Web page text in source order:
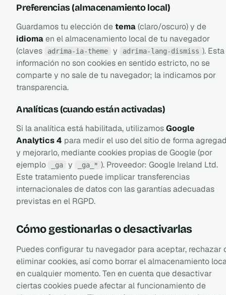
Preferencias (almacenamiento local)
Guardamos tu elección detema(claro/oscuro) y de
idiomaen el almacenamiento local de tu navegador
(claves
adrima-ia-theme y adrima-lang-dismiss ). Esta
información no son cookies en sentido estricto, no se
comparte y no sale de tu navegador; la indicamos por
transparencia.
Analíticas (cuando están activadas)
Si la analítica está habilitada, utilizamosGoogle
Analytics 4 para medir el uso del sitio de forma
y mejorarlo, mediante cookies propias de Google (por
ejemplo
_ga y _ga_* ). Proveedor: Google Ireland Ltd.
Este tratamiento puede implicar transferencias
internacionales de datos con las garantías adecuadas
previstas en el RGPD.
Cómo gestionarlas o desactivarlas
Puedes configurar tu navegador para aceptar, rechazar
eliminar cookies, así como borrar el almacenamiento
en cualquier momento. Ten en cuenta que desactivar
ciertas cookies puede afectar al funcionamiento de